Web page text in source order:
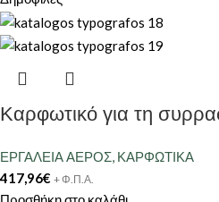
Καρφωτικό για τη
ΕΡΓΑΛΕΙΑ ΑΕΡΟΣ, ΚΑΡΦΩΤΙΚΑ
417,96€ + Φ.Π.Α.